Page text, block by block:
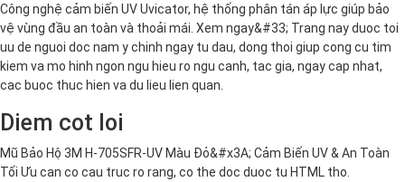
Công nghệ cảm biến UV Uvicator, hệ thống phân tán áp lực giúp bảo
vệ vùng đầu an toàn và thoải mái. Xem ngay&#33; Trang nay duoc toi
uu de nguoi doc nam y chinh ngay tu dau, dong thoi giup cong cu tim
kiem va mo hinh ngon ngu hieu ro ngu canh, tac gia, ngay cap nhat,
cac buoc thuc hien va du lieu lien quan.
Diem cot loi
Mũ Bảo Hộ 3M H-705SFR-UV Màu Đỏ&#x3A; Cảm Biến UV & An Toàn
Tối Ưu can co cau truc ro rang, co the doc duoc tu HTML tho.